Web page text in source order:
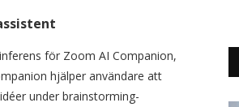
för Zoom AI Companion,
hjälper användare att
under brainstorming-